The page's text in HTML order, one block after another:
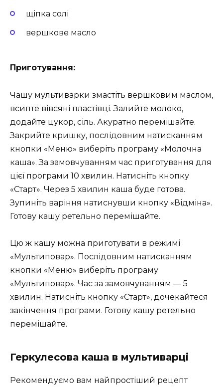
щіпка солі
вершкове масло
Приготування:
Чашу мультиварки змастіть вершковим маслом,
всипте вівсяні пластівці. Залийте молоко,
додайте цукор, сіль. Акуратно перемішайте.
Закрийте кришку, послідовним натисканням
кнопки «Меню» виберіть програму «Молочна
каша». За замовчуванням час приготування для
цієї програми 10 хвилин. Натисніть кнопку
«Старт». Через 5 хвилин каша буде готова.
Зупиніть варіння натиснувши кнопку «Відміна».
Готову кашу ретельно перемішайте.
Цю ж кашу можна приготувати в режимі
«Мультиповар». Послідовним натисканням
кнопки «Меню» виберіть програму
«Мультиповар». Час за замовчуванням — 5
хвилин. Натисніть кнопку «Старт», дочекайтеся
закінчення програми. Готову кашу ретельно
перемішайте.
Геркулесова каша в мультиварці
Рекомендуємо вам найпростіший рецепт